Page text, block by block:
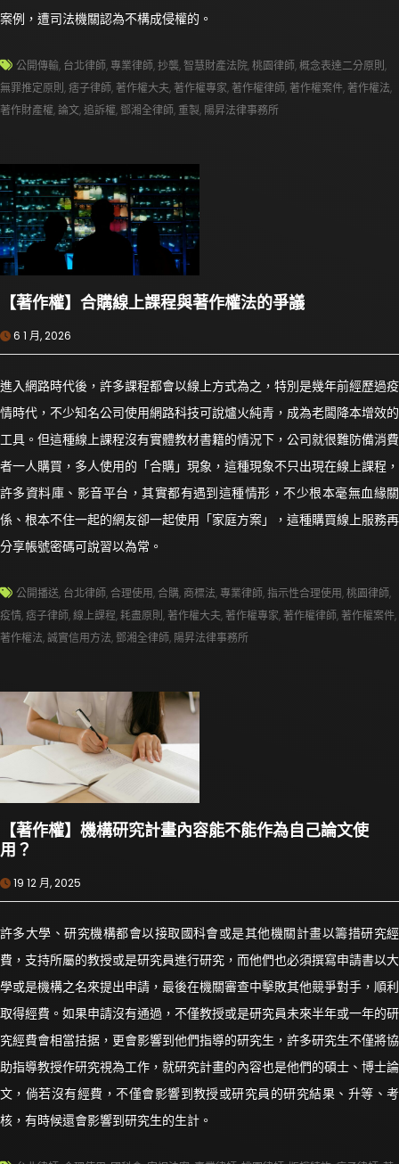
案例，遭司法機關認為不構成侵權的。
公開傳輸, 台北律師,專業律師,抄襲,智慧財產法院,桃園律師,概念表達二分原則 ,
無罪推定原則 ,痞子律師, 著作權大夫, 著作權專家, 著作權律師, 著作權案件, 著作權法,
著作財產權,論文,追訴權, 鄧湘全律師, 重製, 陽昇法律事務所
【著作權】合購線上課程與著作權法的爭議
6 1 月, 2026
進入網路時代後，許多課程都會以線上方式為之，特別是幾年前經歷過疫
情時代，不少知名公司使用網路科技可說爐火純青，成為老闆降本增效的
工具。但這種線上課程沒有實體教材書籍的情況下，公司就很難防備消費
者一人購買，多人使用的「合購」現象，這種現象不只出現在線上課程，
許多資料庫、影音平台，其實都有遇到這種情形，不少根本毫無血緣關
係、根本不住一起的網友卻一起使用「家庭方案」，這種購買線上服務再
分享帳號密碼可說習以為常。
公開播送, 台北律師,合理使用,合購, 商標法,專業律師,指示性合理使用,桃園律師,
疫情,痞子律師,線上課程,耗盡原則 , 著作權大夫, 著作權專家, 著作權律師, 著作權案件,
著作權法,誠實信用方法, 鄧湘全律師, 陽昇法律事務所
【著作權】機構研究計畫內容能不能作為自己論文使
用？
19 12 月, 2025
許多大學、研究機構都會以接取國科會或是其他機關計畫以籌措研究經
費，支持所屬的教授或是研究員進行研究，而他們也必須撰寫申請書以大
學或是機構之名來提出申請，最後在機關審查中擊敗其他競爭對手，順利
取得經費。如果申請沒有通過，不僅教授或是研究員未來半年或一年的研
究經費會相當拮据，更會影響到他們指導的研究生，許多研究生不僅將協
助指導教授作研究視為工作，就研究計畫的內容也是他們的碩士、博士論
文，倘若沒有經費，不僅會影響到教授或研究員的研究結果、升等、考
核，有時候還會影響到研究生的生計。